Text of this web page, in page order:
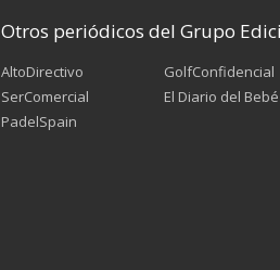
Otros periódicos del Grupo
AltoDirectivo
SerComercial
PadelSpain
GolfConfidencial
El Diario del Bebé